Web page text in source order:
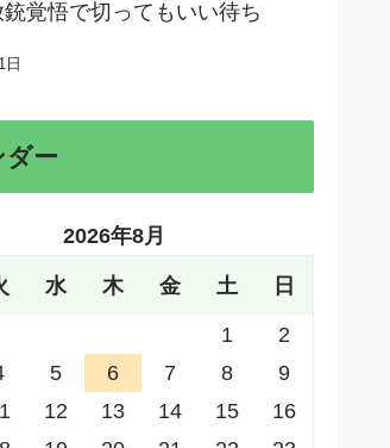
覚悟で切ってもいい待ち
日
ダー
2026年8月
水 木 金 土 日
1
2
5 6 7 8
9
12 13 14 15
16